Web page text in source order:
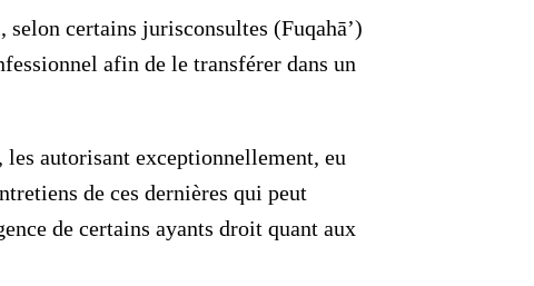
selon certains jurisconsultes (Fuqahā’)
afin de le transférer dans un
autorisant exceptionnellement, eu
de ces dernières qui peut
de certains ayants droit quant aux